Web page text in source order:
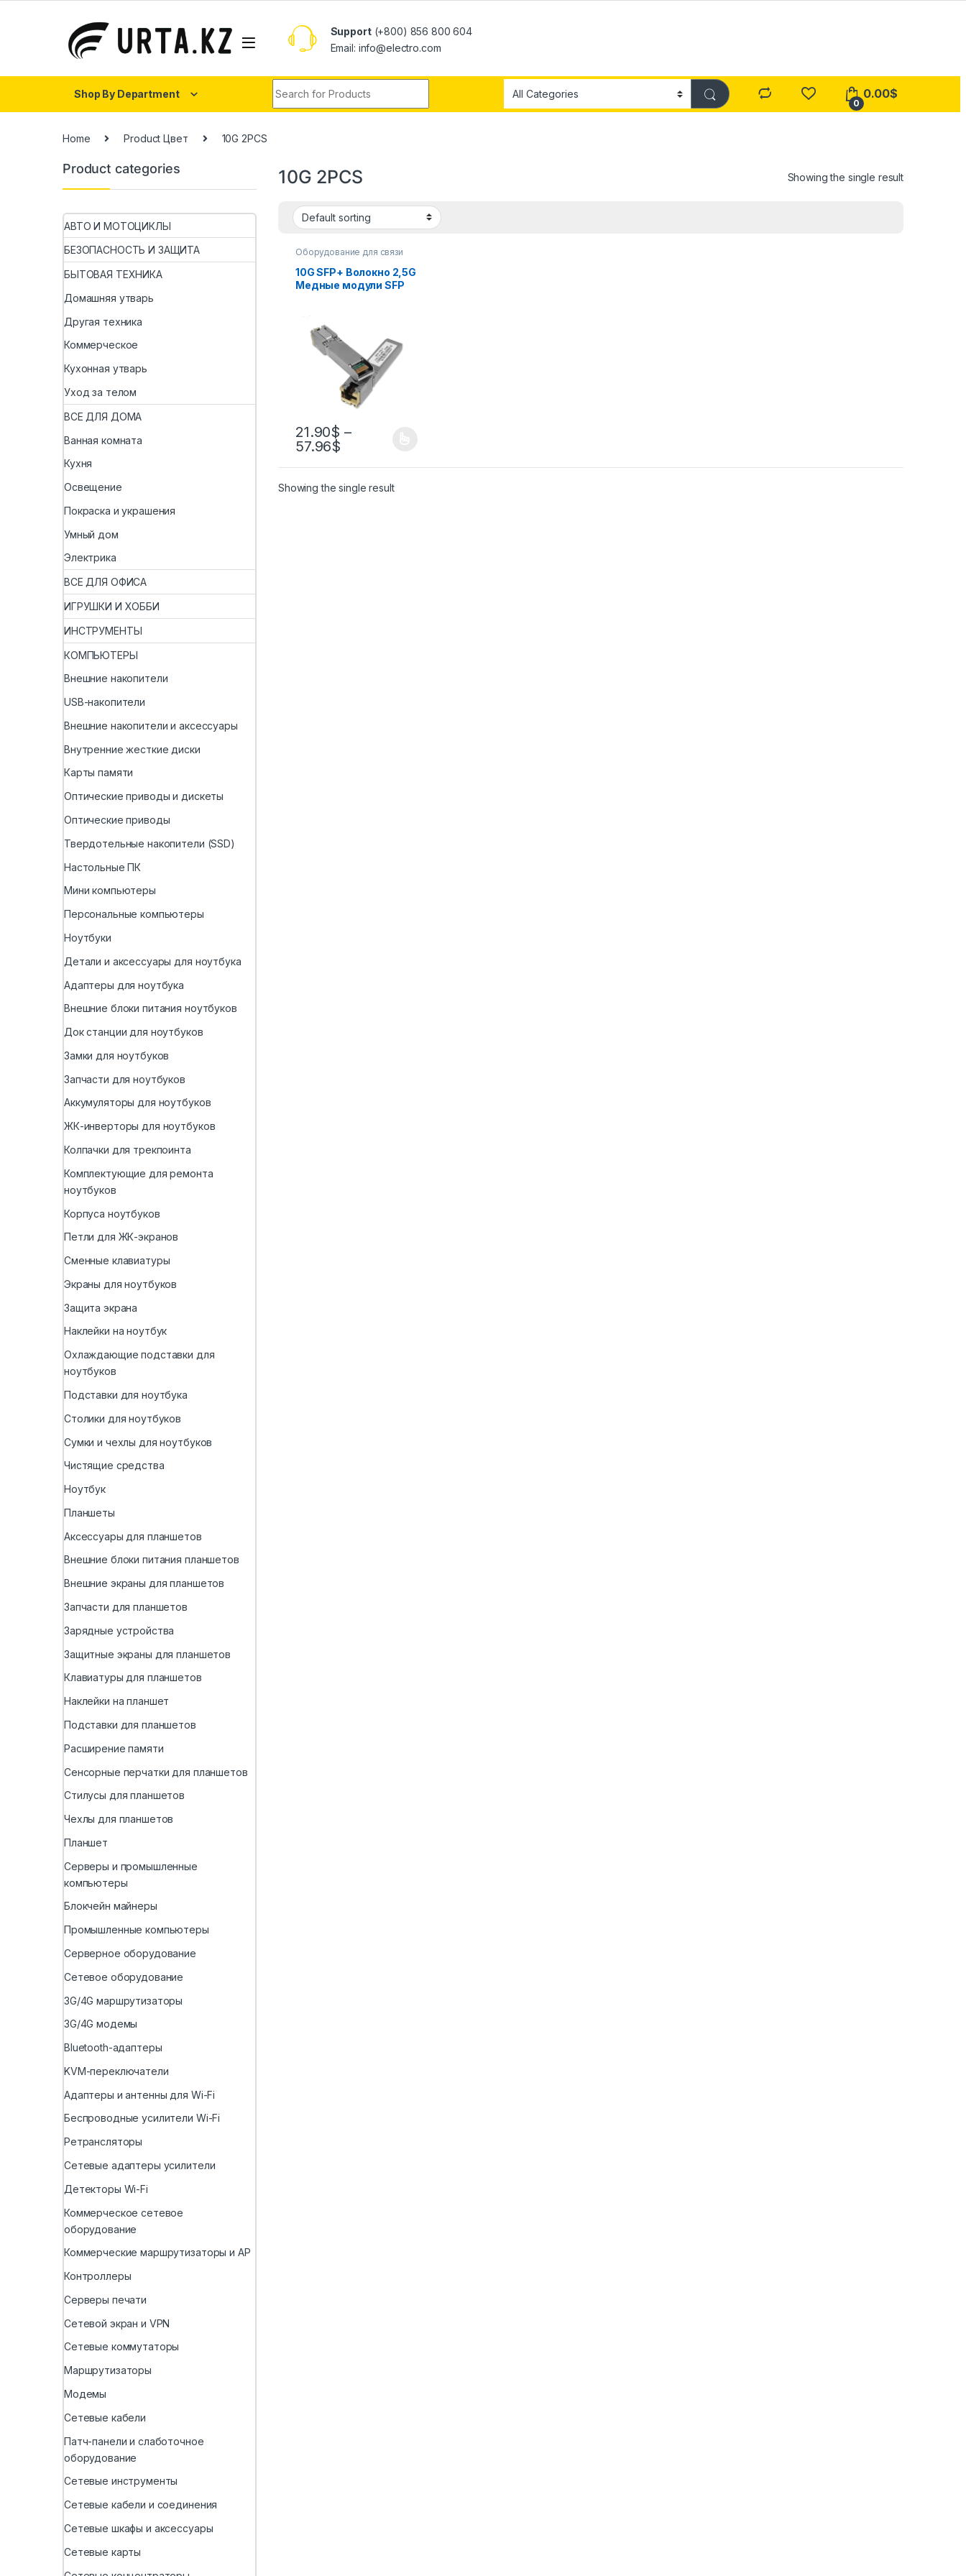
Support(+800) 856 800 604
Email: info@electro.com
Shop By Department
0
0.00$
Home Product Цвет 10G 2PCS
10G 2PCS Showing the single result
Оборудование для связи
10G SFP+ Волокно 2,5G
Медные модули SFP
Switch Гигабитный
модуль
приемопередатчика
21.90$ –
57.96$
Showing the single result
Product categories
АВТО И МОТОЦИКЛЫ
БЕЗОПАСНОСТЬ И ЗАЩИТА
БЫТОВАЯ ТЕХНИКА
Домашняя утварь
Другая техника
Коммерческое
Кухонная утварь
Уход за телом
ВСЕ ДЛЯ ДОМА
Ванная комната
Кухня
Освещение
Покраска и украшения
Умный дом
Электрика
ВСЕ ДЛЯ ОФИСА
ИГРУШКИ И ХОББИ
ИНСТРУМЕНТЫ
КОМПЬЮТЕРЫ
Внешние накопители
USB-накопители
Внешние накопители и аксессуары
Внутренние жесткие диски
Карты памяти
Оптические приводы и дискеты
Оптические приводы
Твердотельные накопители (SSD)
Настольные ПК
Мини компьютеры
Персональные компьютеры
Ноутбуки
Детали и аксессуары для ноутбука
Адаптеры для ноутбука
Внешние блоки питания ноутбуков
Док станции для ноутбуков
Замки для ноутбуков
Запчасти для ноутбуков
Аккумуляторы для ноутбуков
ЖК-инверторы для ноутбуков
Колпачки для трекпоинта
Комплектующие для ремонта
ноутбуков
Корпуса ноутбуков
Петли для ЖК-экранов
Сменные клавиатуры
Экраны для ноутбуков
Защита экрана
Наклейки на ноутбук
Охлаждающие подставки для
ноутбуков
Подставки для ноутбука
Столики для ноутбуков
Сумки и чехлы для ноутбуков
Чистящие средства
Ноутбук
Планшеты
Аксессуары для планшетов
Внешние блоки питания планшетов
Внешние экраны для планшетов
Запчасти для планшетов
Зарядные устройства
Защитные экраны для планшетов
Клавиатуры для планшетов
Наклейки на планшет
Подставки для планшетов
Расширение памяти
Сенсорные перчатки для планшетов
Стилусы для планшетов
Чехлы для планшетов
Планшет
Серверы и промышленные
компьютеры
Блокчейн майнеры
Промышленные компьютеры
Серверное оборудование
Сетевое оборудование
3G/4G маршрутизаторы
3G/4G модемы
Bluetooth-адаптеры
KVM-переключатели
Адаптеры и антенны для Wi-Fi
Беспроводные усилители Wi-Fi
Ретрансляторы
Сетевые адаптеры усилители
Детекторы Wi-Fi
Коммерческое сетевое
оборудование
Коммерческие маршрутизаторы и AP
Контроллеры
Серверы печати
Сетевой экран и VPN
Сетевые коммутаторы
Маршрутизаторы
Модемы
Сетевые кабели
Патч-панели и слаботочное
оборудование
Сетевые инструменты
Сетевые кабели и соединения
Сетевые шкафы и аксессуары
Сетевые карты